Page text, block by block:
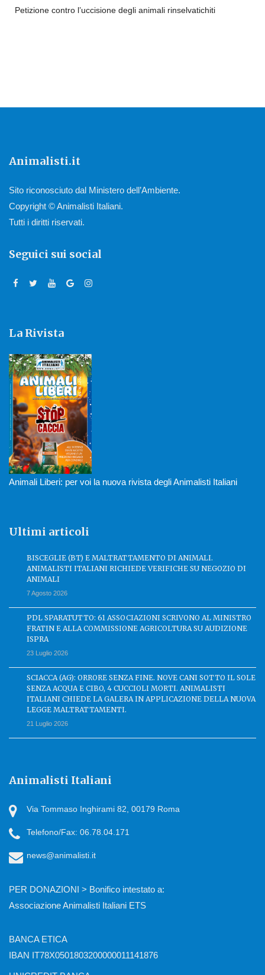
Petizione contro l’uccisione degli animali rinselvatichiti
Animalisti.it
Sito riconosciuto dal Ministero dell’Ambiente.
Copyright © Animalisti Italiani.
Tutti i diritti riservati.
Seguici sui social
La Rivista
Animali Liberi: per voi la nuova rivista degli Animalisti Italiani
Ultimi articoli
BISCEGLIE (BT) E MALTRATTAMENTO DI ANIMALI.
ANIMALISTI ITALIANI RICHIEDE VERIFICHE SU NEGOZIO DI
ANIMALI
7 Agosto 2026
PDL SPARATUTTO: 61 ASSOCIAZIONI SCRIVONO AL MINISTRO
FRATIN E ALLA COMMISSIONE AGRICOLTURA SU AUDIZIONE
ISPRA
23 Luglio 2026
SCIACCA (AG): ORRORE SENZA FINE. NOVE CANI SOTTO IL SOLE
SENZA ACQUA E CIBO, 4 CUCCIOLI MORTI. ANIMALISTI
ITALIANI CHIEDE LA GALERA IN APPLICAZIONE DELLA NUOVA
LEGGE MALTRATTAMENTI.
21 Luglio 2026
Animalisti Italiani
Via Tommaso Inghirami 82, 00179 Roma
Telefono/Fax: 06.78.04.171
news@animalisti.it
PER DONAZIONI > Bonifico intestato a:
Associazione Animalisti Italiani ETS
BANCA ETICA
IBAN IT78X0501803200000011141876